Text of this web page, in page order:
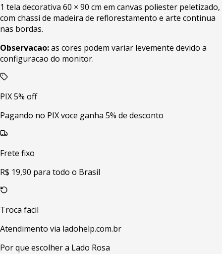
1 tela decorativa 60 × 90 cm em canvas poliester peletizado,
com chassi de madeira de reflorestamento e arte continua
nas bordas.
Observacao:as cores podem variar levemente devido a
configuracao do monitor.
PIX 5% off
Pagando no PIX voce ganha 5% de desconto
Frete fixo
R$ 19,90 para todo o Brasil
Troca facil
Atendimento via ladohelp.com.br
Por que escolher a Lado Rosa